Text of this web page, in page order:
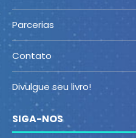
Parcerias
Contato
Divulgue seu livro!
SIGA-NOS